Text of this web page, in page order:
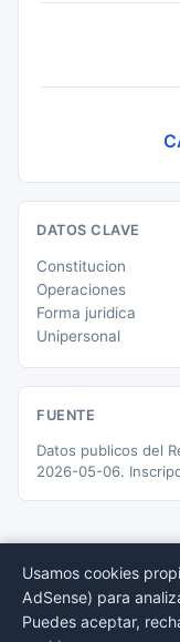
DATOS CLAVE
Constitucion
Operaciones
Forma juridica
Unipersonal
FUENTE
Datos publicos del
2026-05-06.
© 2026
Usamos cookies
AdSense) para
Puedes aceptar,